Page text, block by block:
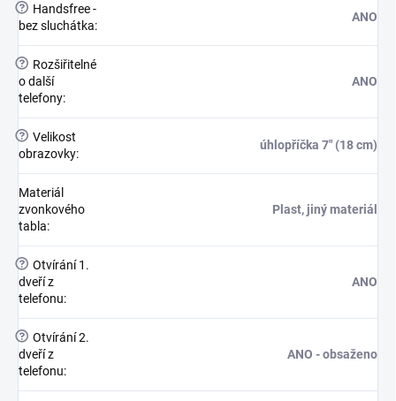
?
Handsfree -
bez sluchátka:
ANO
?
Rozšiřitelné
o další
telefony:
ANO
? Velikost
obrazovky:
úhlopříčka 7" (18 cm)
Materiál
zvonkového
tabla:
Plast, jiný materiál
? Otvírání 1.
dveří z
telefonu:
ANO
? Otvírání 2.
dveří z
telefonu:
ANO - obsaženo